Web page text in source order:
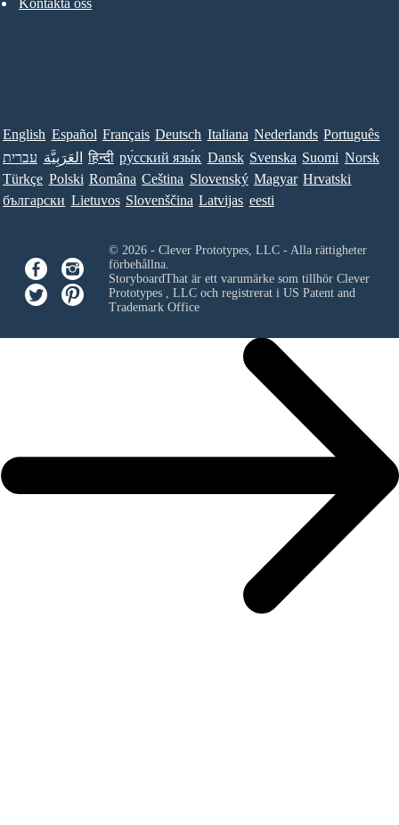
Kontakta oss
English Español Français Deutsch Italiana Nederlands Português
עברית العَرَبِيَّة हिन्दी ру́сский язы́к Dansk Svenska Suomi Norsk
Türkçe Polski Româna Ceština Slovenský Magyar Hrvatski
български Lietuvos Slovenščina Latvijas eesti
© 2026 - Clever Prototypes, LLC - Alla rättigheter
förbehållna.
StoryboardThat är ett varumärke som tillhör Clever
Prototypes , LLCoch registrerat i US Patent and
Trademark Office